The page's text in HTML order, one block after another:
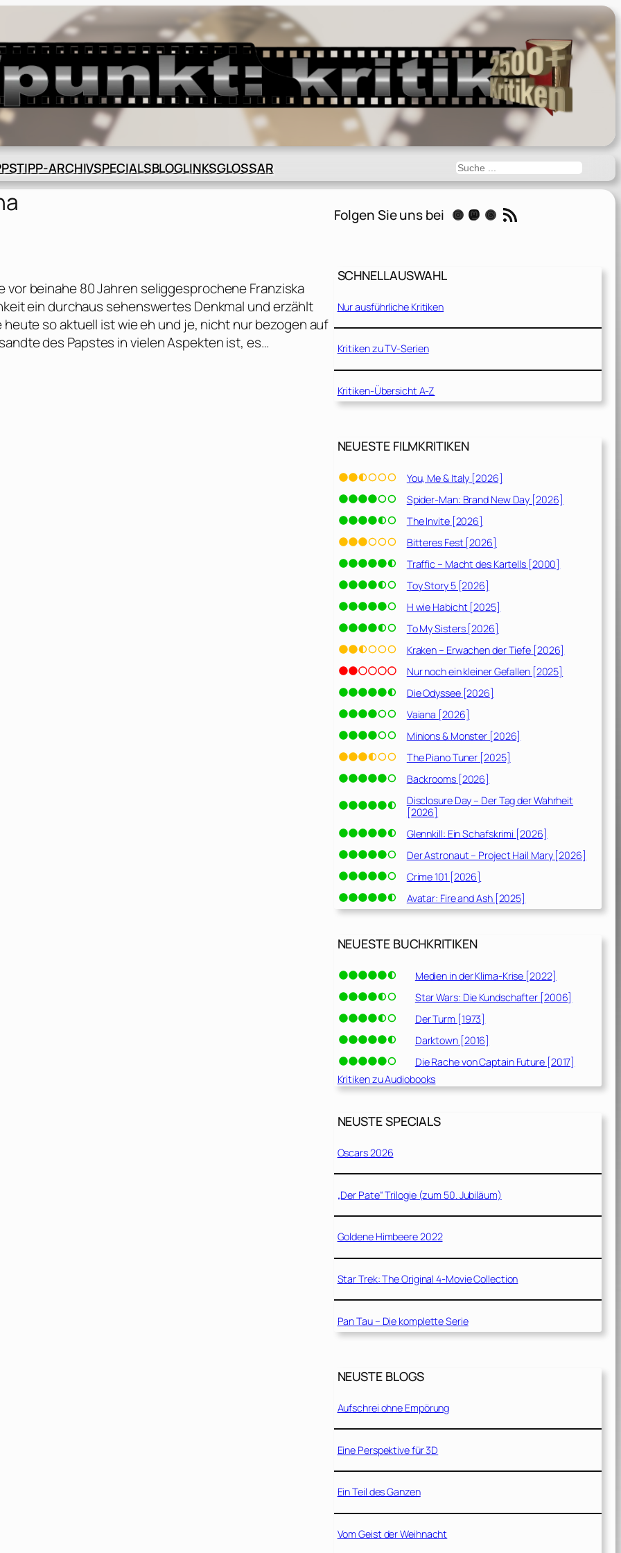
TIPP-ARCHIVSPECIALSBLOGLINKSGLOSSAR Suchen
beinahe 80 Jahren seliggesprochene Franziska
ein durchaus sehenswertes Denkmal und erzählt
so aktuell ist wie eh und je, nicht nur bezogen auf
des Papstes in vielen Aspekten ist, es…
Folgen Sie uns bei Instagram Mastodon Threads RSS-Feed
SCHNELLAUSWAHL
Nur ausführliche Kritiken
Kritiken zu TV-Serien
Kritiken-Übersicht A-Z
NEUESTE FILMKRITIKEN
You, Me & Italy [2026]
Spider-Man: Brand New Day [2026]
The Invite [2026]
Bitteres Fest [2026]
Traffic – Macht des Kartells [2000]
Toy Story 5 [2026]
H wie Habicht [2025]
To My Sisters [2026]
Kraken – Erwachen der Tiefe [2026]
Nur noch ein kleiner Gefallen [2025]
Die Odyssee [2026]
Vaiana [2026]
Minions & Monster [2026]
The Piano Tuner [2025]
Backrooms [2026]
Disclosure Day – Der Tag der Wahrheit
[2026]
Glennkill: Ein Schafskrimi [2026]
Der Astronaut – Project Hail Mary [2026]
Crime 101 [2026]
Avatar: Fire and Ash [2025]
NEUESTE BUCHKRITIKEN
Medien in der Klima-Krise [2022]
Star Wars: Die Kundschafter [2006]
Der Turm [1973]
Darktown [2016]
Die Rache von Captain Future [2017]
Kritiken zu Audiobooks
NEUSTE SPECIALS
Oscars 2026
„Der Pate“ Trilogie (zum 50. Jubiläum)
Goldene Himbeere 2022
Star Trek: The Original 4-Movie Collection
Pan Tau – Die komplette Serie
NEUSTE BLOGS
Aufschrei ohne Empörung
Eine Perspektive für 3D
Ein Teil des Ganzen
Vom Geist der Weihnacht